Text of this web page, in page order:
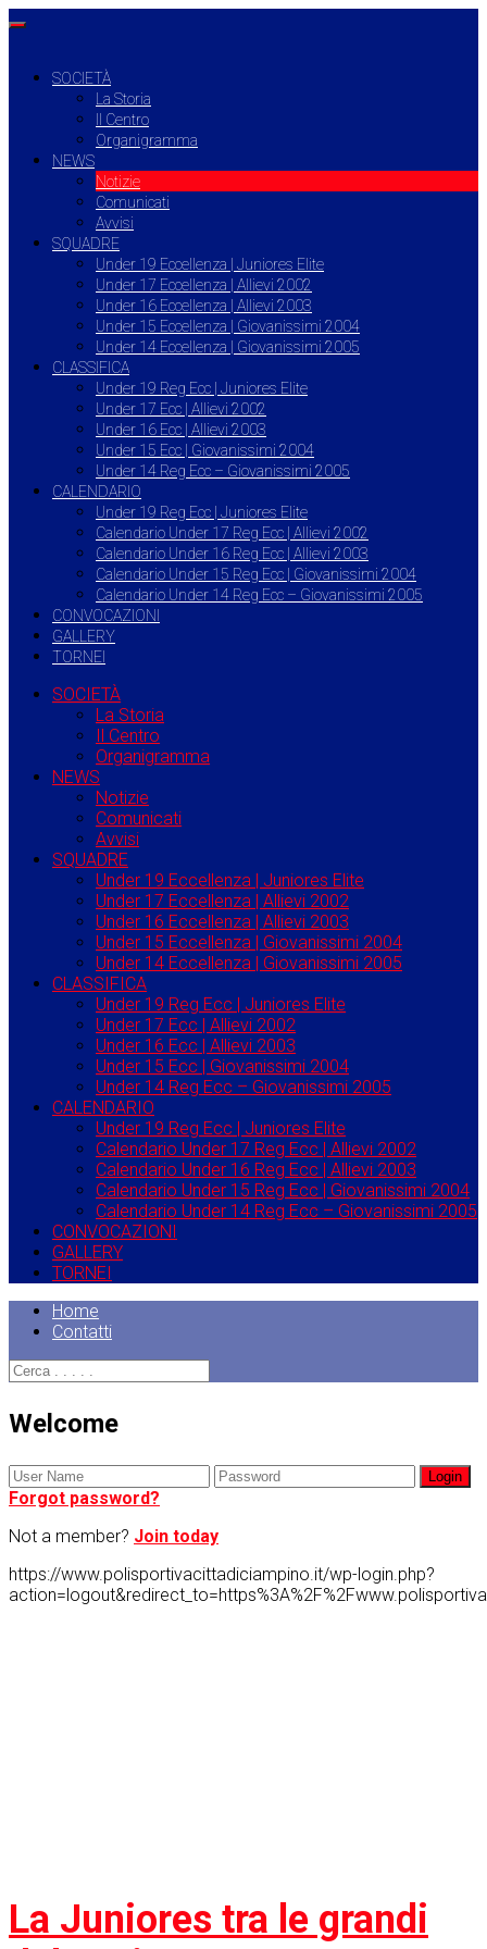
SOCIETÀ
La Storia
Il Centro
Organigramma
NEWS
Notizie
Comunicati
Avvisi
SQUADRE
Under 19 Eccellenza | Juniores Elite
Under 17 Eccellenza | Allievi 2002
Under 16 Eccellenza | Allievi 2003
Under 15 Eccellenza | Giovanissimi 2004
Under 14 Eccellenza | Giovanissimi 2005
CLASSIFICA
Under 19 Reg Ecc | Juniores Elite
Under 17 Ecc | Allievi 2002
Under 16 Ecc | Allievi 2003
Under 15 Ecc | Giovanissimi 2004
Under 14 Reg Ecc – Giovanissimi 2005
CALENDARIO
Under 19 Reg Ecc | Juniores Elite
Calendario Under 17 Reg Ecc | Allievi 2002
Calendario Under 16 Reg Ecc | Allievi 2003
Calendario Under 15 Reg Ecc | Giovanissimi 2004
Calendario Under 14 Reg Ecc – Giovanissimi 2005
CONVOCAZIONI
GALLERY
TORNEI
SOCIETÀ
La Storia
Il Centro
Organigramma
NEWS
Notizie
Comunicati
Avvisi
SQUADRE
Under 19 Eccellenza | Juniores Elite
Under 17 Eccellenza | Allievi 2002
Under 16 Eccellenza | Allievi 2003
Under 15 Eccellenza | Giovanissimi 2004
Under 14 Eccellenza | Giovanissimi 2005
CLASSIFICA
Under 19 Reg Ecc | Juniores Elite
Under 17 Ecc | Allievi 2002
Under 16 Ecc | Allievi 2003
Under 15 Ecc | Giovanissimi 2004
Under 14 Reg Ecc – Giovanissimi 2005
CALENDARIO
Under 19 Reg Ecc | Juniores Elite
Calendario Under 17 Reg Ecc | Allievi 2002
Calendario Under 16 Reg Ecc | Allievi 2003
Calendario Under 15 Reg Ecc | Giovanissimi 2004
Calendario Under 14 Reg Ecc – Giovanissimi 2005
CONVOCAZIONI
GALLERY
TORNEI
Home
Contatti
Welcome
Forgot password?
Not a member? Join today
https://www.polisportivacittadiciampino.it/wp-login.php?
La Juniores tra le grandi